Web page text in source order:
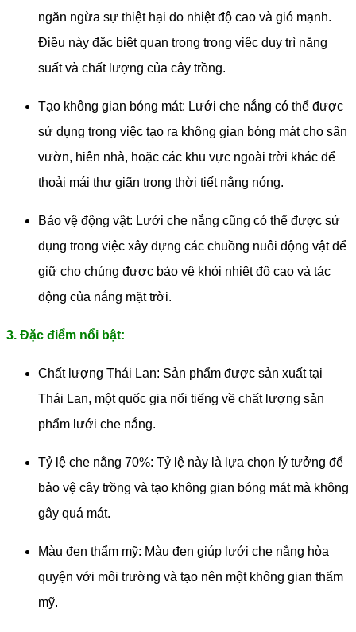
ngăn ngừa sự thiệt hại do nhiệt độ cao và gió mạnh.
Điều này đặc biệt quan trọng trong việc duy trì năng
suất và chất lượng của cây trồng.
Tạo không gian bóng mát: Lưới che nắng có thể được
sử dụng trong việc tạo ra không gian bóng mát cho sân
vườn, hiên nhà, hoặc các khu vực ngoài trời khác để
thoải mái thư giãn trong thời tiết nắng nóng.
Bảo vệ động vật: Lưới che nắng cũng có thể được sử
dụng trong việc xây dựng các chuồng nuôi động vật để
giữ cho chúng được bảo vệ khỏi nhiệt độ cao và tác
động của nắng mặt trời.
3. Đặc điểm nổi bật:
Chất lượng Thái Lan: Sản phẩm được sản xuất tại
Thái Lan, một quốc gia nổi tiếng về chất lượng sản
phẩm lưới che nắng.
Tỷ lệ che nắng 70%: Tỷ lệ này là lựa chọn lý tưởng để
bảo vệ cây trồng và tạo không gian bóng mát mà không
gây quá mát.
Màu đen thẩm mỹ: Màu đen giúp lưới che nắng hòa
quyện với môi trường và tạo nên một không gian thẩm
mỹ.